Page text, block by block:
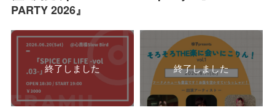
PARTY 2026』
終了しました 終了しました